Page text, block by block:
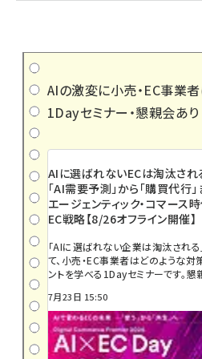
AIの激変に小売・EC事業
1Dayセミナー・懇親会あり
AIに選ばれないECは淘汰され
「AI需要予測」から「購買代行」
エージェンティック・コマース
EC戦略【8/26オフライン開催】
「AIに選ばれない企業は淘汰される
て、小売・EC事業者はどのような
ントを学べる1Dayセミナーです。懇
7月23日 15:50